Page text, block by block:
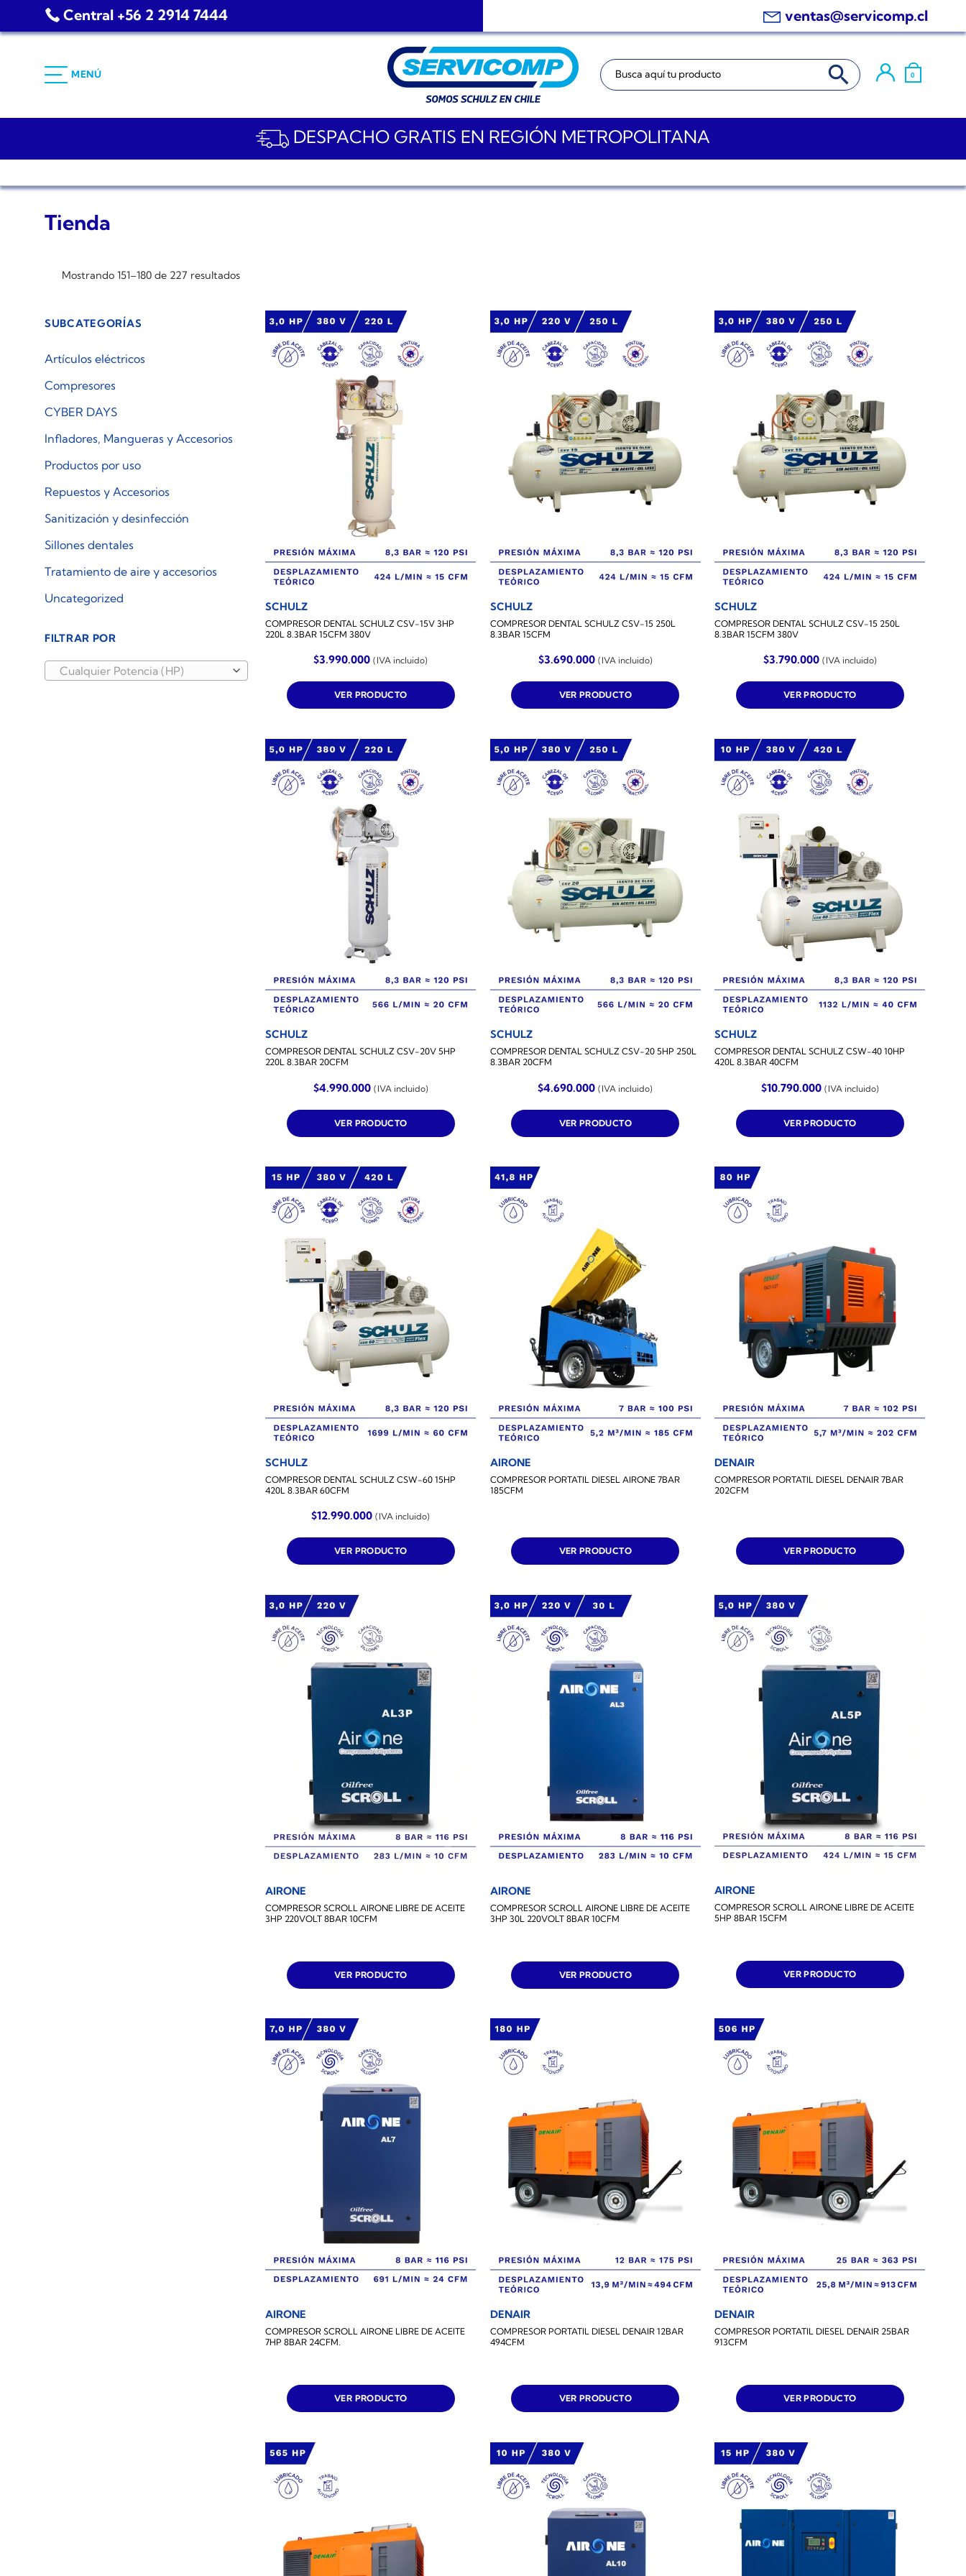
Central +56 2 2914 7444 ventas@servicomp.cl
MENÚ
Buscar: BOTÓN DE BÚSQUEDA
0
DESPACHO GRATIS EN REGIÓN METROPOLITANA
Tienda
Mostrando 151–180 de 227 resultados
SUBCATEGORÍAS
Artículos eléctricos
Compresores
CYBER DAYS
Infladores, Mangueras y Accesorios
Productos por uso
Repuestos y Accesorios
Sanitización y desinfección
Sillones dentales
Tratamiento de aire y accesorios
Uncategorized
FILTRAR POR
Cualquier Potencia (HP)
SCHULZ
COMPRESOR DENTAL SCHULZ CSV-15V 3HP
220L 8.3BAR 15CFM 380V
$3.990.000 (IVA incluido)
VER PRODUCTO
SCHULZ
COMPRESOR DENTAL SCHULZ CSV-15 250L
8.3BAR 15CFM
$3.690.000 (IVA incluido)
VER PRODUCTO
SCHULZ
COMPRESOR DENTAL SCHULZ CSV-15 250L
8.3BAR 15CFM 380V
$3.790.000 (IVA incluido)
VER PRODUCTO
SCHULZ
COMPRESOR DENTAL SCHULZ CSV-20V 5HP
220L 8.3BAR 20CFM
$4.990.000 (IVA incluido)
VER PRODUCTO
SCHULZ
COMPRESOR DENTAL SCHULZ CSV-20 5HP 250L
8.3BAR 20CFM
$4.690.000 (IVA incluido)
VER PRODUCTO
SCHULZ
COMPRESOR DENTAL SCHULZ CSW-40 10HP
420L 8.3BAR 40CFM
$10.790.000 (IVA incluido)
VER PRODUCTO
SCHULZ
COMPRESOR DENTAL SCHULZ CSW-60 15HP
420L 8.3BAR 60CFM
$12.990.000 (IVA incluido)
VER PRODUCTO
AIRONE
COMPRESOR PORTATIL DIESEL AIRONE 7BAR
185CFM
VER PRODUCTO
DENAIR
COMPRESOR PORTATIL DIESEL DENAIR 7BAR
202CFM
VER PRODUCTO
AIRONE
COMPRESOR SCROLL AIRONE LIBRE DE ACEITE
3HP 220VOLT 8BAR 10CFM
VER PRODUCTO
AIRONE
COMPRESOR SCROLL AIRONE LIBRE DE ACEITE
3HP 30L 220VOLT 8BAR 10CFM
VER PRODUCTO
AIRONE
COMPRESOR SCROLL AIRONE LIBRE DE ACEITE
5HP 8BAR 15CFM
VER PRODUCTO
AIRONE
COMPRESOR SCROLL AIRONE LIBRE DE ACEITE
7HP 8BAR 24CFM.
VER PRODUCTO
DENAIR
COMPRESOR PORTATIL DIESEL DENAIR 12BAR
494CFM
VER PRODUCTO
DENAIR
COMPRESOR PORTATIL DIESEL DENAIR 25BAR
913CFM
VER PRODUCTO